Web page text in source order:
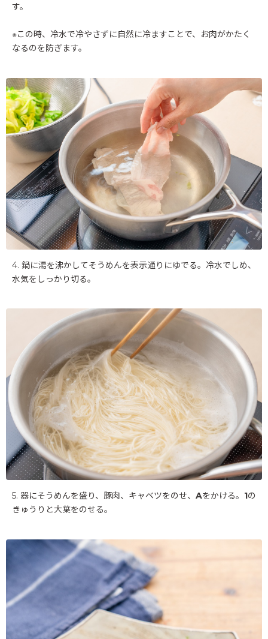
す。
※この時、冷水で冷やさずに自然に冷ますことで、お肉がかたく
なるのを防ぎます。
4. 鍋に湯を沸かしてそうめんを表示通りにゆでる。冷水でしめ、
水気をしっかり切る。
5. 器にそうめんを盛り、豚肉、キャベツをのせ、 Aをかける。 1の
きゅうりと大葉をのせる。